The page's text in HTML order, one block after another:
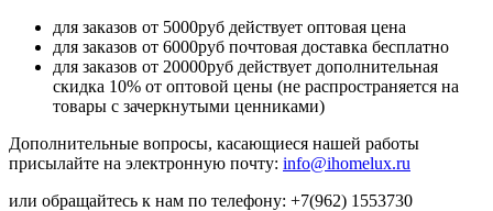
для заказов от 5000руб действует оптовая цена
для заказов от 6000руб почтовая доставка бесплатно
для заказов от 20000руб действует дополнительная
скидка 10% от оптовой цены (не распространяется на
товары с зачеркнутыми ценниками)
Дополнительные вопросы, касающиеся нашей работы
присылайте на электронную почту: info@ihomelux.ru
или обращайтесь к нам по телефону: +7(962) 1553730